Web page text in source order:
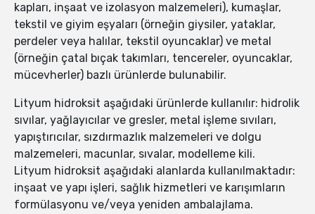
kapları, inşaat ve izolasyon malzemeleri), kumaşlar,
tekstil ve giyim eşyaları (örneğin giysiler, yataklar,
perdeler veya halılar, tekstil oyuncaklar) ve metal
(örneğin çatal bıçak takımları, tencereler, oyuncaklar,
mücevherler) bazlı ürünlerde bulunabilir.
Lityum hidroksit aşağıdaki ürünlerde kullanılır: hidrolik
sıvılar, yağlayıcılar ve gresler, metal işleme sıvıları,
yapıştırıcılar, sızdırmazlık malzemeleri ve dolgu
malzemeleri, macunlar, sıvalar, modelleme kili.
Lityum hidroksit aşağıdaki alanlarda kullanılmaktadır:
inşaat ve yapı işleri, sağlık hizmetleri ve karışımların
formülasyonu ve/veya yeniden ambalajlama.